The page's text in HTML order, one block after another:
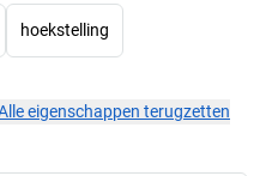
hoekstelling
eigenschappen terugzetten